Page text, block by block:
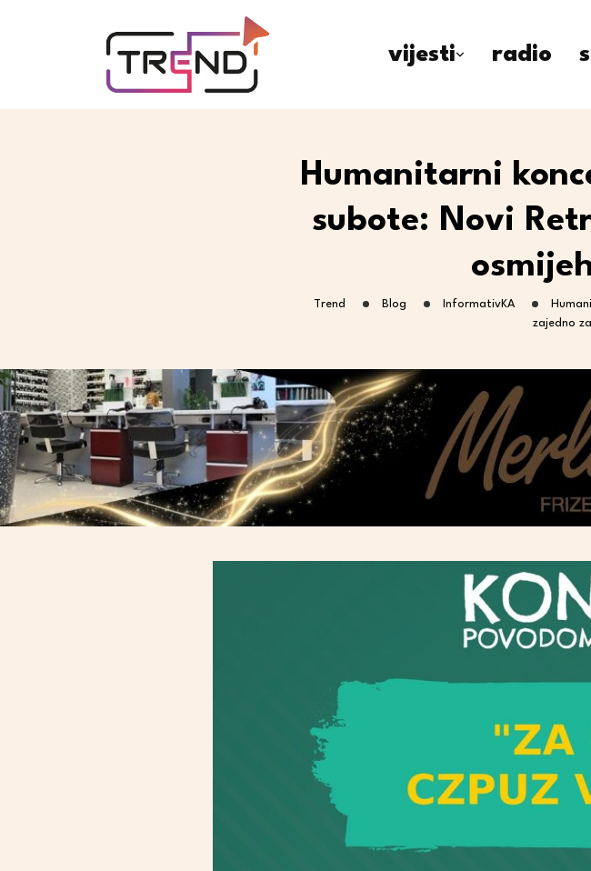
vijesti radio
Humanitarni
subote: Novi
Trend Blog InformativKA
zajedno